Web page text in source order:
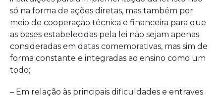
só na forma de ações diretas, mas também por
meio de cooperação técnica e financeira para que
as bases estabelecidas pela lei não sejam apenas
consideradas em datas comemorativas, mas sim de
forma constante e integradas ao ensino como um
todo;
– Em relação às principais dificuldades e entraves